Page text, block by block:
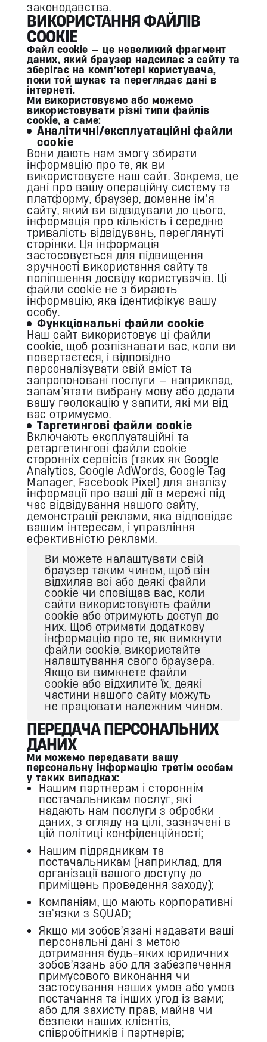
законодавства.
ВИКОРИСТАННЯ ФАЙЛІВ
COOKIE
Файл cookie — це невеликий фрагмент
даних, який браузер надсилає з сайту та
зберігає на комп’ютері користувача,
поки той шукає та переглядає дані в
інтернеті.
Ми використовуємо або можемо
використовувати різні типи файлів
cookie, а саме:
Аналітичні/експлуатаційні файли
cookie
Вони дають нам змогу збирати
інформацію про те, як ви
використовуєте наш сайт. Зокрема, це
дані про вашу операційну систему та
платформу, браузер, доменне ім’я
сайту, який ви відвідували до цього,
інформація про кількість і середню
тривалість відвідувань, переглянуті
сторінки. Ця інформація
застосовується для підвищення
зручності використання сайту та
поліпшення досвіду користувачів. Ці
файли cookie не з бирають
інформацію, яка ідентифікує вашу
особу.
Функціональні файли cookie
Наш сайт використовує ці файли
cookie, щоб розпізнавати вас, коли ви
повертаєтеся, і відповідно
персоналізувати свій вміст та
запропоновані послуги — наприклад,
запам’ятати вибрану мову або додати
вашу геолокацію у запити, які ми від
вас отримуємо.
Таргетингові файли cookie
Включають експлуатаційні та
ретаргетингові файли cookie
сторонніх сервісів (таких як Google
Analytics, Google AdWords, Google Tag
Manager, Facebook Pixel) для аналізу
інформації про ваші дії в мережі під
час відвідування нашого сайту,
демонстрації реклами, яка відповідає
вашим інтересам, і управління
ефективністю реклами.
Ви можете налаштувати свій
браузер таким чином, щоб він
відхиляв всі або деякі файли
cookie чи сповіщав вас, коли
сайти використовують файли
cookie або отримують доступ до
них. Щоб отримати додаткову
інформацію про те, як вимкнути
файли cookie, використайте
налаштування свого браузера.
Якщо ви вимкнете файли
cookie або відхилите їх, деякі
частини нашого сайту можуть
не працювати належним чином.
ПЕРЕДАЧА ПЕРСОНАЛЬНИХ
ДАНИХ
Ми можемо передавати вашу
персональну інформацію третім особам
у таких випадках:
Нашим партнерам і стороннім
постачальникам послуг, які
надають нам послуги з обробки
даних, з огляду на цілі, зазначені в
цій політиці конфіденційності;
Нашим підрядникам та
постачальникам (наприклад, для
організації вашого доступу до
приміщень проведення заходу);
Компаніям, що мають корпоративні
зв’язки з SQUAD;
Якщо ми зобов’язані надавати ваші
персональні дані з метою
дотримання будь-яких юридичних
зобов’язань або для забезпечення
примусового виконання чи
застосування наших умов або умов
постачання та інших угод із вами;
або для захисту прав, майна чи
безпеки наших клієнтів,
співробітників і партнерів;